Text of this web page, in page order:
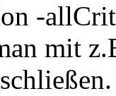
-
mit